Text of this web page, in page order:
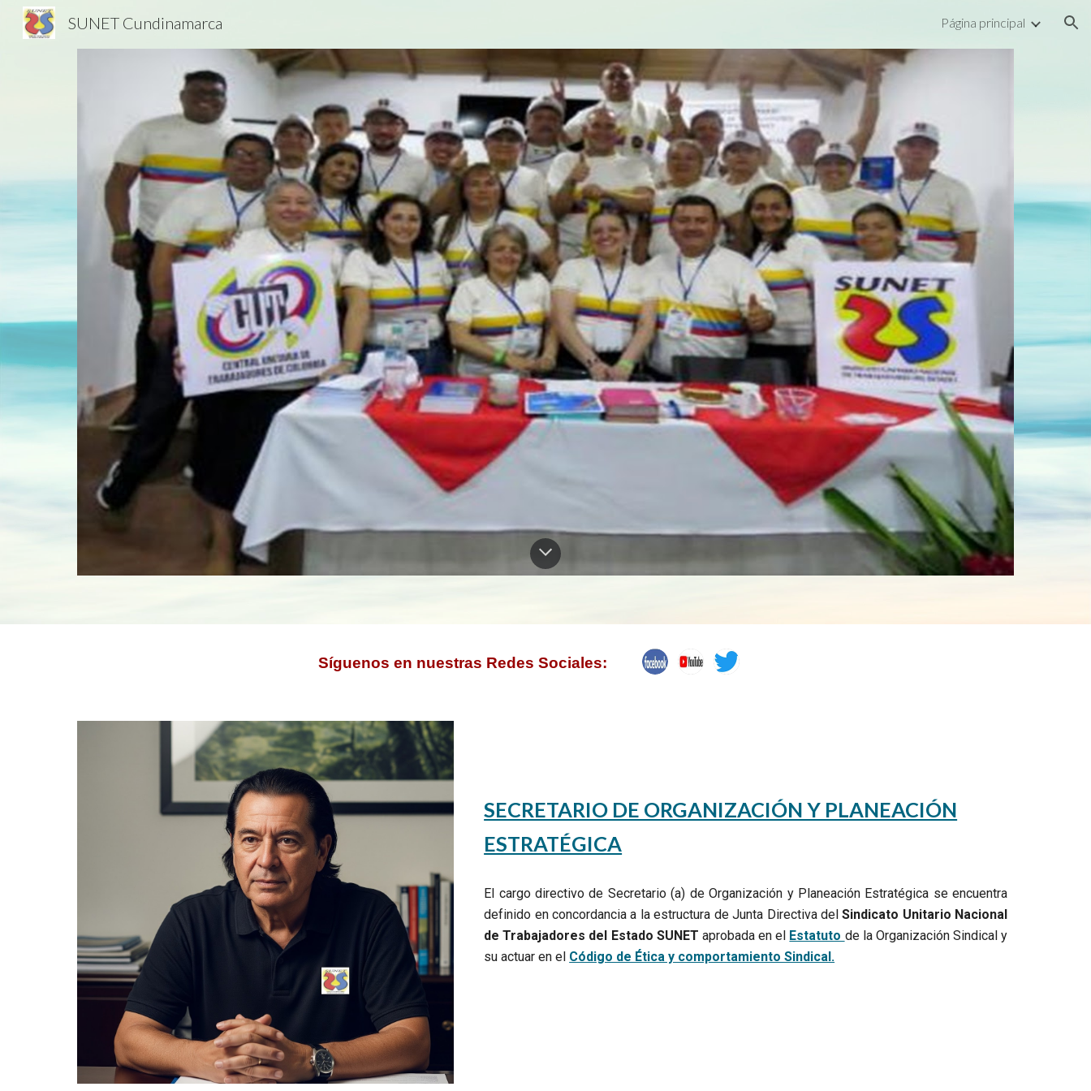
SUNET Cundinamarca Página principal
Síguenos en nuestras Redes Sociales:
SECRETARIO DE ORGANIZACIÓN Y PLANEACIÓN
ESTRATÉGICA
El cargo directivo de Secretario (a) de Organización y Planeación Estratégica se encuentra
definido en concordancia a la estructura de Junta Directiva delSindicato Unitario Nacional
de Trabajadores del Estado SUNET aprobada en el Estatuto de la Organización Sindical y
su actuar en el Código de Ética y comportamiento Sindical.